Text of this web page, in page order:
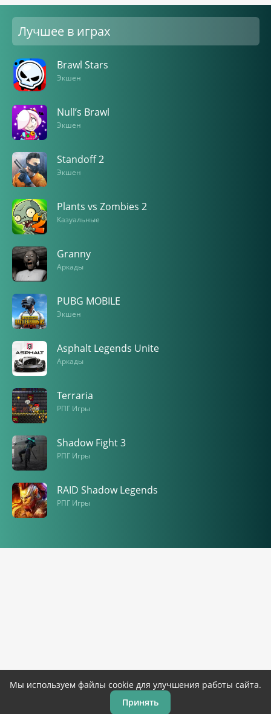
Лучшее в играх
Brawl Stars
Экшен
Null’s Brawl
Экшен
Standoff 2
Экшен
Plants vs Zombies 2
Казуальные
Granny
Аркады
PUBG MOBILE
Экшен
Asphalt Legends Unite
Аркады
Terraria
РПГ Игры
Shadow Fight 3
РПГ Игры
RAID Shadow Legends
РПГ Игры
Мы используем файлы cookie для улучшения работы сайта.
Принять